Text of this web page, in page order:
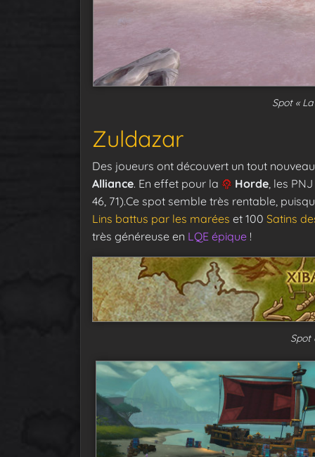
Spot «
Zuldazar
Des joueurs ont découvert un tout
Alliance. En effet pour la Horde, les
46, 71).Ce spot semble très rentable,
Lins battus par les marées et 100 Satins
très généreuse en LQE épique !
Spot